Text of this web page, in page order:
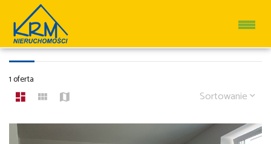
MIESZKANIA NA WYNAJEM
1 oferta
Sortowanie